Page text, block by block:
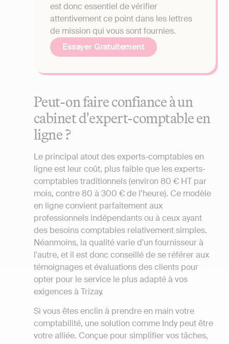
est donc essentiel de vérifier
attentivement ce point dans les lettres
de mission qui vous sont fournies.
Essayer Gratuitement
Peut-on faire confiance à un
cabinet d'expert-comptable en
ligne ?
Le principal atout des experts-comptables en
ligne est leur coût, plus faible que les experts-
comptables traditionnels (environ 80 € HT par
mois, contre 80 à 300 € de l’heure). Ce modèle
en ligne convient parfaitement aux
professionnels indépendants ou à ceux ayant
des besoins comptables relativement simples.
Néanmoins, la qualité varie d'un fournisseur à
l'autre, et il est donc conseillé de se référer aux
témoignages et évaluations des clients pour
opter pour le service le plus adapté à vos
exigences à Trizay.
Si vous êtes enclin à prendre en main votre
comptabilité, une solution comme Indy peut être
votre alliée. Conçue pour simplifier vos tâches,